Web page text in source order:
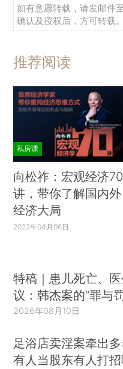
如有意愿转载，请发邮件
确认及授权后，方可转载。
推荐阅读
私房课
向松祚：宏观经济70
讲，带你了解国内外
经济大局
2022年04月06日
特稿｜患儿死亡、
议：韩杰案的“罪与
2026年08月10日
足浴店卖淫案牵出
有人当股东有人打